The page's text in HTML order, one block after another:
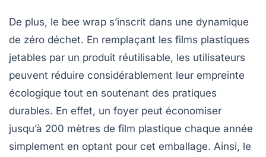
De plus, le bee wrap s’inscrit dans une dynamique
de zéro déchet. En remplaçant les films plastiques
jetables par un produit réutilisable, les utilisateurs
peuvent réduire considérablement leur empreinte
écologique tout en soutenant des pratiques
durables. En effet, un foyer peut économiser
jusqu’à 200 mètres de film plastique chaque année
simplement en optant pour cet emballage. Ainsi, le